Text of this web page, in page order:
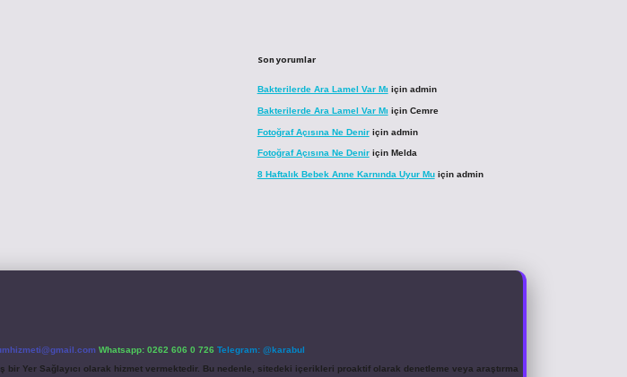
Son yorumlar
Bakterilerde Ara Lamel Var Mı için admin
Bakterilerde Ara Lamel Var Mı için Cemre
Fotoğraf Açısına Ne Deniriçin admin
Fotoğraf Açısına Ne Deniriçin Melda
8 Haftalık Bebek Anne Karnında Uyur Muiçin admin
Whatsapp: 0262 606 0 726 Telegram: @karabul
Yer Sağlayıcı olarak hizmet vermektedir. Bu nedenle, sitedeki içerikleri proaktif olarak denetleme veya araştırma